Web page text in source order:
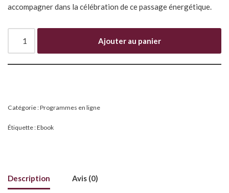
accompagner dans la célébration de ce passage énergétique.
Ajouter au panier
Catégorie :Programmes en ligne
Étiquette :Ebook
Description Avis (0)